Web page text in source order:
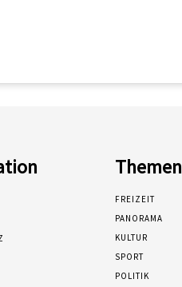
Themen
FREIZEIT
PANORAMA
KULTUR
SPORT
POLITIK